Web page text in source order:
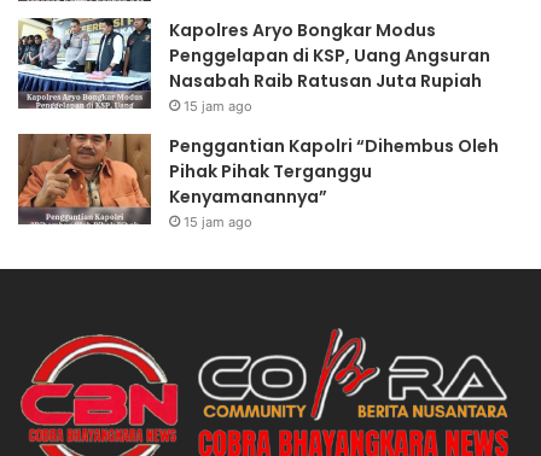
Kapolres Aryo Bongkar Modus
Penggelapan di KSP, Uang Angsuran
Nasabah Raib Ratusan Juta Rupiah
15 jam ago
Penggantian Kapolri “Dihembus Oleh
Pihak Pihak Terganggu
Kenyamanannya”
15 jam ago